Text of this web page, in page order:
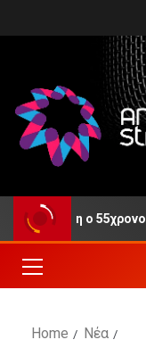
Δίκη ο 55χρονος
Home
Νέα